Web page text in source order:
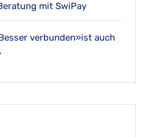
mit SwiPay
verbunden»ist auch